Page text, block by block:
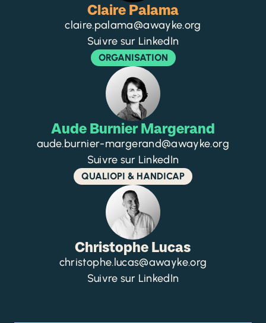
Claire Palama
claire.palama@awayke.org
Suivre sur LinkedIn
ORGANISATION
Aude Burnier Margerand
aude.burnier-margerand@awayke.org
Suivre sur LinkedIn
QUALIOPI & HANDICAP
Christophe Lucas
christophe.lucas@awayke.org
Suivre sur LinkedIn